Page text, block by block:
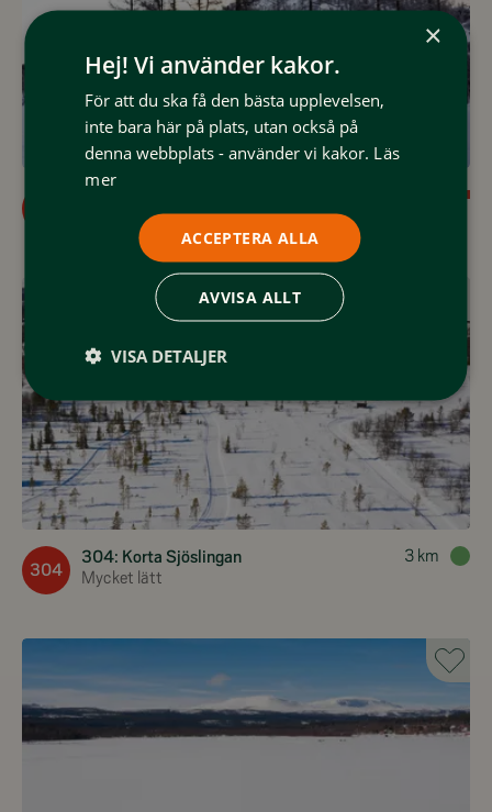
Medelsvår
304
304: Korta Sjöslingan
Mycket lätt
3 km
×
Hej! Vi använder kakor.
För att du ska få den bästa upplevelsen,
inte bara här på plats, utan också på
denna webbplats - använder vi kakor. Läs
mer
ACCEPTERA ALLA
AVVISA ALLT
VISA DETALJER